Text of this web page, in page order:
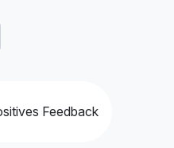
Feedback